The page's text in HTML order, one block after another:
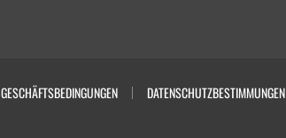
GESCHÄFTSBEDINGUNGEN DATENSCHUTZBESTIMMUNGEN